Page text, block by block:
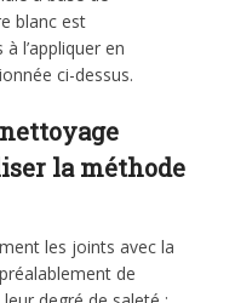
blanc est
l’appliquer en
ci-dessus.
la méthode
les joints avec la
de